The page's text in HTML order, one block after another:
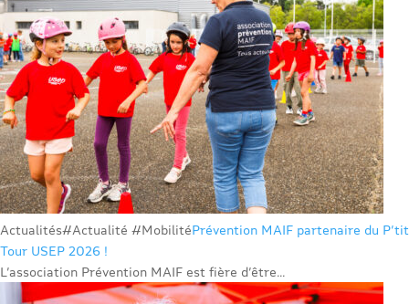
Actualités#Actualité #MobilitéPrévention MAIF partenaire du P’tit
Tour USEP 2026 !
L’association Prévention MAIF est fière d’être...